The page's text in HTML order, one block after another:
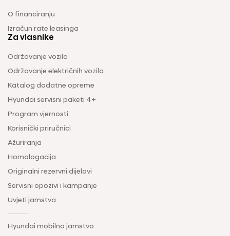
O financiranju
Izračun rate leasinga
Za vlasnike
Održavanje vozila
Održavanje električnih vozila
Katalog dodatne opreme
Hyundai servisni paketi 4+
Program vjernosti
Korisnički priručnici
Ažuriranja
Homologacija
Originalni rezervni dijelovi
Servisni opozivi i kampanje
Uvjeti jamstva
Hyundai mobilno jamstvo